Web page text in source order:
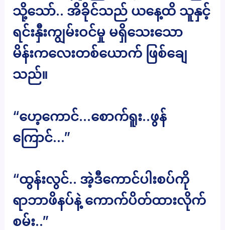
သို့သော်.. အိခိုင်သည် ယနေ့ထိ သူနှင့်
ရင်းနှီးကျွမ်းဝင်မှု မရှိသေးသော
မိန်းကလေးတစ်ယောက် ဖြစ်ချေ
သည်။
“ဟေ့ကောင်…စောက်ရူး..ဖွန်
ကြောင်…”
“ထွန်းလွင်.. အဲ့ဒီကောင်ပါးစပ်ကို
ရာဘာဖိနပ်နဲ့ ကောက်ပိတ်ထားလိုက်
စမ်း..”